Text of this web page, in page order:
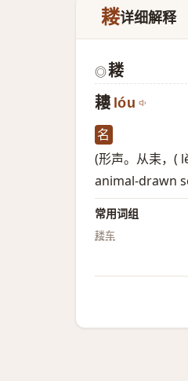
耧详细解释
◎耧
耬 lóu
名
(形声。从耒，(
animal-drawn
常用词组
耧车